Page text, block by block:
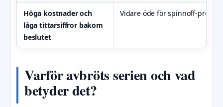
Höga kostnader och
låga tittarsiffror bakom
beslutet
Vidare öde för spinnoff-projekt
Varför avbröts serien och vad
betyder det?